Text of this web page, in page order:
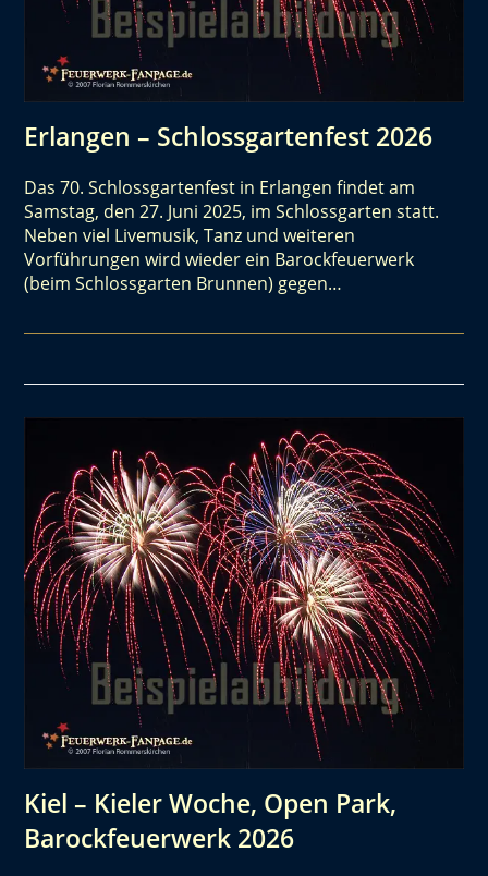
Erlangen – Schlossgartenfest 2026
Das 70. Schlossgartenfest in Erlangen findet am
Samstag, den 27. Juni 2025, im Schlossgarten statt.
Neben viel Livemusik, Tanz und weiteren
Vorführungen wird wieder ein Barockfeuerwerk
(beim Schlossgarten Brunnen) gegen…
Kiel – Kieler Woche, Open Park,
Barockfeuerwerk 2026